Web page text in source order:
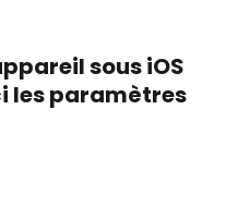
sous iOS
les paramètres